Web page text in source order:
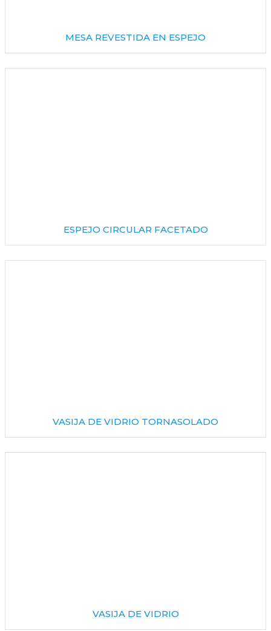
MESA REVESTIDA EN ESPEJO
ESPEJO CIRCULAR FACETADO
VASIJA DE VIDRIO TORNASOLADO
VASIJA DE VIDRIO